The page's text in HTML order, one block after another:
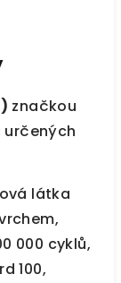
značkou
určených
látka
000 cyklů,
100,